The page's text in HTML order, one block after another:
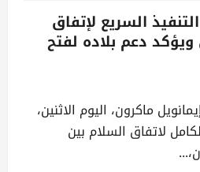
السريع لإتفاق
دعم بلاده لفتح
ماكرون، اليوم الاثنين،
لاتفاق السلام بين